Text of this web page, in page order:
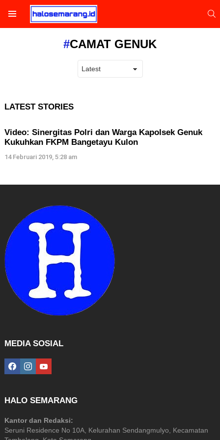
CAMAT GENUK
LATEST STORIES
Video: Sinergitas Polri dan Warga Kapolsek Genuk
Kukuhkan FKPM Bangetayu Kulon
14 Februari 2019, 5:28 am
MEDIA SOSIAL
facebookinstagramyoutube
HALO SEMARANG
Kantor dan Redaksi:
Seruni Residence No 10A, Kelurahan Sendangmulyo, Kecamatan